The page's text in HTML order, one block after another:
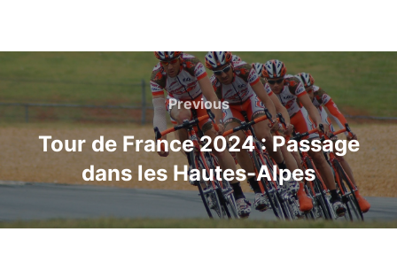
Previous
Tour de France 2024 : Passage
dans les Hautes-Alpes